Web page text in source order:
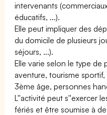
intervenants
éducatifs, ...).
Elle peut impliquer des
du domicile de plusieurs
séjours, ...).
Elle varie selon le type de
aventure, tourisme
3ème âge, personnes
L''activité peut s''exercer
fériés et être soumise à